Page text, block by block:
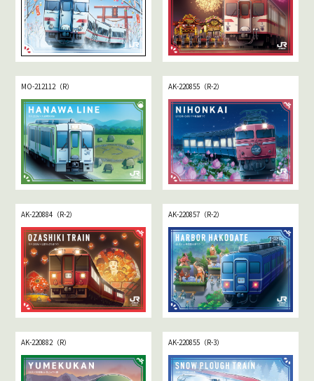
MO-212112（R） AK-220855（R-2）
AK-220884（R-2） AK-220857（R-2）
AK-220882（R） AK-220855（R-3）